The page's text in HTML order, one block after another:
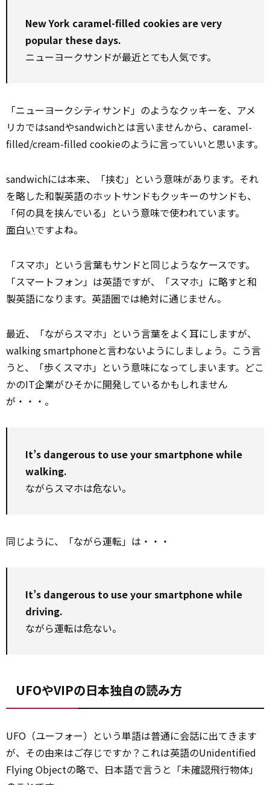
New York caramel-filled cookies are very
popular these days.
ニューヨークサンドが最近とても人気です。
「ニューヨークシティサンド」のようなクッキーを、アメ
リカではsandやsandwichとは言いませんから、caramel-
filled/cream-filled cookieのように言っていいと思います。
sandwichには本来、「挟む」という意味があります。それ
を略した和製英語のホットサンドもクッキーのサンドも、
「何の具を挟んでいる」という意味で使われています。
面白いですよね。
「スマホ」という言葉もサンドと同じようなケースです。
「スマートフォン」は英語ですが、「スマホ」に略すと和
製英語になります。英語圏では絶対に通じません。
最近、「ながらスマホ」という言葉をよく耳にしますが、
walking smartphoneと言わないようにしましょう。こう言
うと、「歩くスマホ」という意味になってしまいます。どこ
かのIT企業がひそかに開発しているかもしれません
が・・・。
It’s dangerous to use your smartphone while
walking.
ながらスマホは危ない。
同じように、「ながら運転」は・・・
It’s dangerous to use your smartphone while
driving.
ながら運転は危ない。
UFOやVIPの日本独自の読み方
UFO（ユーフォー）という単語は普通に会話に出てきます
が、その由来はご存じですか？これは英語のUnidentified
Flying Objectの略で、日本語で言うと「未確認飛行物体」